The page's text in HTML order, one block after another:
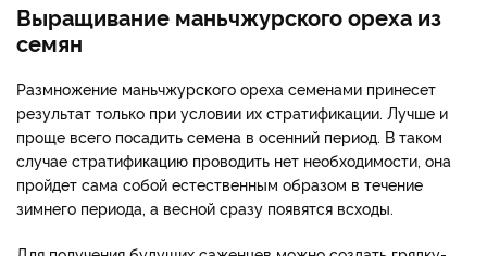
Выращивание маньчжурского ореха из
семян
Размножение маньчжурского ореха семенами принесет
результат только при условии их стратификации. Лучше и
проще всего посадить семена в осенний период. В таком
случае стратификацию проводить нет необходимости, она
пройдет сама собой естественным образом в течение
зимнего периода, а весной сразу появятся всходы.